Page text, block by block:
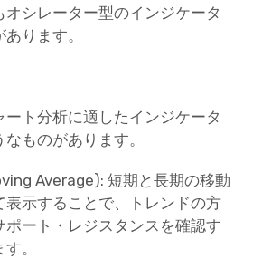
オシレーター型のインジケータ
ります。
ート分析に適したインジケータ
ものがあります。
Average): 短期と長期の移動
表示することで、トレンドの方
ポート・レジスタンスを確認す
。